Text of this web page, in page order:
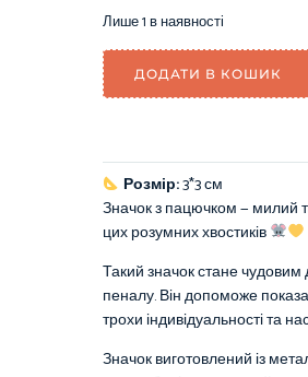
Лише 1 в наявності
ДОДАТИ В КОШИК
Розмір:3*3 см
Значок з пацючком — милий
цих розумних хвостиків
Такий значок стане
пеналу. Він допоможе
трохи індивідуальності та
Значок виготовлений із